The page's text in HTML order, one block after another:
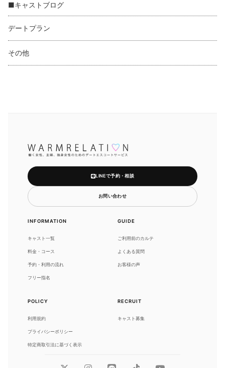
■キャストブログ
デートプラン
その他
LINEで予約・相談
お問い合わせ
INFORMATION
キャスト一覧
料金・コース
予約・利用の流れ
フリー指名
GUIDE
ご利用前のカルテ
よくある質問
お客様の声
POLICY
利用規約
プライバシーポリシー
特定商取引法に基づく表示
RECRUIT
キャスト募集